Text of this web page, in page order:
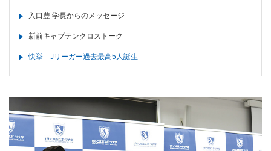
入口豊 学長からのメッセージ
新前キャプテンクロストーク
快挙 Jリーガー過去最高5人誕生